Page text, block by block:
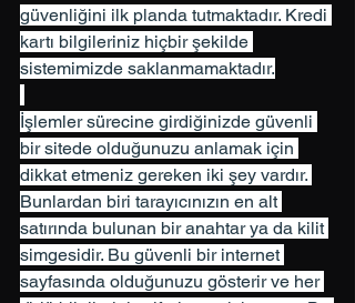
güvenliğini ilk planda tutmaktadır. Kredi
kartı bilgileriniz hiçbir şekilde
sistemimizde saklanmamaktadır.
İşlemler sürecine girdiğinizde güvenli
bir sitede olduğunuzu anlamak için
dikkat etmeniz gereken iki şey vardır.
Bunlardan biri tarayıcınızın en alt
satırında bulunan bir anahtar ya da kilit
simgesidir. Bu güvenli bir internet
sayfasında olduğunuzu gösterir ve her